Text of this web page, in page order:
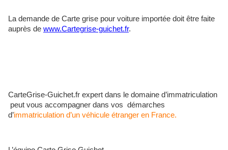
La demande de Carte grise pour voiture importée doit être faite
auprès de www.Cartegrise-guichet.fr.
CarteGrise-Guichet.fr expert dans le domaine d’immatriculation
peut vous accompagner dans vos démarches
d’immatriculation d’un véhicule étranger en France.